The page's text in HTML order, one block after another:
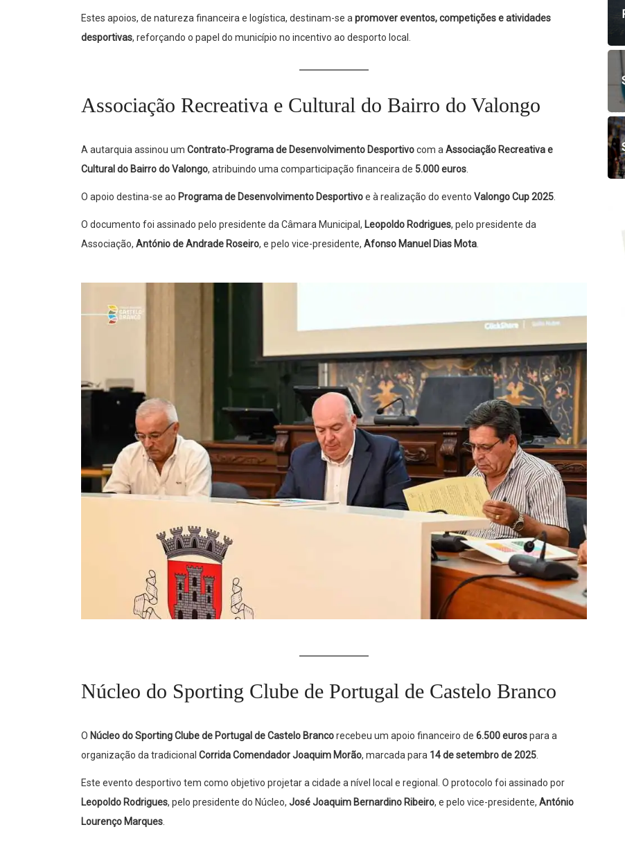
Estes apoios, de natureza financeira e logística, destinam-se a promover eventos, competições e atividades
desportivas, reforçando o papel do município no incentivo ao desporto local.
Associação Recreativa e Cultural do Bairro do Valongo
A autarquia assinou um Contrato-Programa de Desenvolvimento Desportivocom a Associação Recreativa e
Cultural do Bairro do Valongo, atribuindo uma comparticipação financeira de 5.000 euros
O apoio destina-se ao Programa de Desenvolvimento Desportivoe à realização do evento Valongo Cup 2025
O documento foi assinado pelo presidente da Câmara Municipal, Leopoldo Rodrigues, pelo presidente da
Associação, António de Andrade Roseiro, e pelo vice-presidente, Afonso Manuel Dias Mota
Núcleo do Sporting Clube de Portugal de Castelo Branco
O Núcleo do Sporting Clube de Portugal de Castelo Brancorecebeu um apoio financeiro de 6.500 eurospara a
organização da tradicional Corrida Comendador Joaquim Morão, marcada para 14 de setembro de 2025
Este evento desportivo tem como objetivo projetar a cidade a nível local e regional. O protocolo foi assinado por
Leopoldo Rodrigues, pelo presidente do Núcleo, José Joaquim Bernardino Ribeiro, e pelo vice-presidente, António
Lourenço Marques